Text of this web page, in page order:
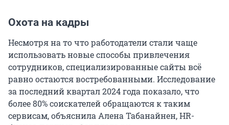
Охота на кадры
Несмотря на то что работодатели стали чаще
использовать новые способы привлечения
сотрудников, специализированные сайты всё
равно остаются востребованными. Исследование
за последний квартал 2024 года показало, что
более 80% соискателей обращаются к таким
сервисам, объяснила Алена Табанайнен, HR-